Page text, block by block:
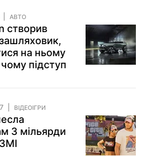
АВТО
створив
на ньому
підступ
ВІДЕОІГРИ
3 мільярди